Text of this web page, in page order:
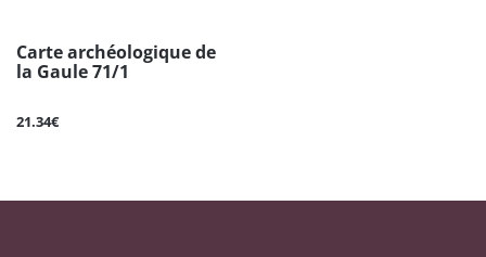
Carte archéologique de
la Gaule 71/1
21.34€